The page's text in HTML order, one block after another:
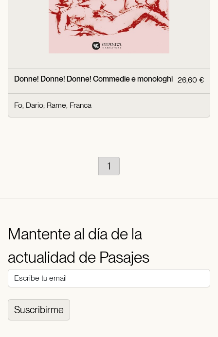
Donne! Donne! Donne! Commedie e monologhi 26,60 €
Fo, Dario; Rame, Franca
1
Mantente al día de la
actualidad de Pasajes
Suscribirme